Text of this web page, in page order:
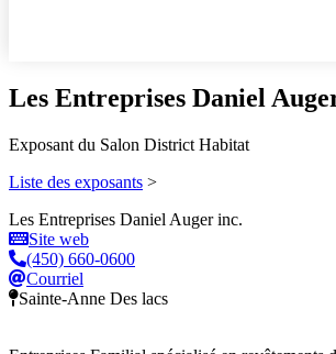
Les Entreprises Daniel
Exposant du Salon District Habitat
Liste des exposants >
Les Entreprises Daniel Auger inc.
Site web
(450) 660-0600
Courriel
Sainte-Anne Des lacs